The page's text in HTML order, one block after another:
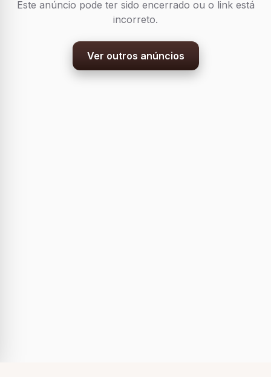
Este anúncio pode ter sido encerrado ou o link está
incorreto.
Ver outros anúncios